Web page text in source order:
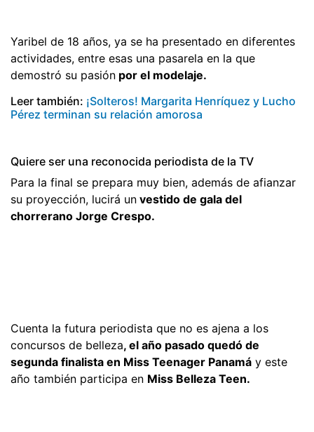
Yaribel de 18 años, ya se ha presentado en diferentes
actividades, entre esas una pasarela en la que
demostró su pasión por el modelaje.
Leer también: ¡Solteros! Margarita Henríquez y Lucho
Pérez terminan su relación amorosa
Quiere ser una reconocida periodista de la TV
Para la final se prepara muy bien, además de afianzar
su proyección, lucirá un vestido de gala del
chorrerano Jorge Crespo.
Cuenta la futura periodista que no es ajena a los
concursos de belleza, el año pasado quedó de
segunda finalista en Miss Teenager Panamá y este
año también participa en Miss Belleza Teen.